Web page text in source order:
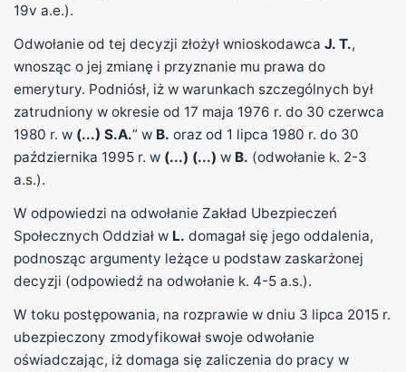
19v a.e.).
Odwołanie od tej decyzji złożył wnioskodawca J. T.,
wnosząc o jej zmianę i przyznanie mu prawa do
emerytury. Podniósł, iż w warunkach szczególnych był
zatrudniony w okresie od 17 maja 1976 r. do 30 czerwca
1980 r. w (...) S.A.” w B. oraz od 1 lipca 1980 r. do 30
października 1995 r. w (...) (...) w B. (odwołanie k. 2-3
a.s.).
W odpowiedzi na odwołanie Zakład Ubezpieczeń
Społecznych Oddział w L. domagał się jego oddalenia,
podnosząc argumenty leżące u podstaw zaskarżonej
decyzji (odpowiedź na odwołanie k. 4-5 a.s.).
W toku postępowania, na rozprawie w dniu 3 lipca 2015 r.
ubezpieczony zmodyfikował swoje odwołanie
oświadczając, iż domaga się zaliczenia do pracy w